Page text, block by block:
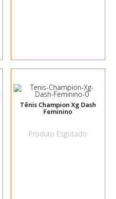
Tênis Champion Xg Dash
Feminino
Produto Esgotado